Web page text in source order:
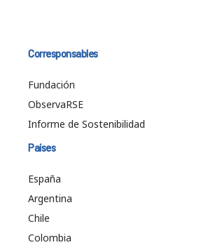
Corresponsables
Fundación
ObservaRSE
Informe de Sostenibilidad
Países
España
Argentina
Chile
Colombia